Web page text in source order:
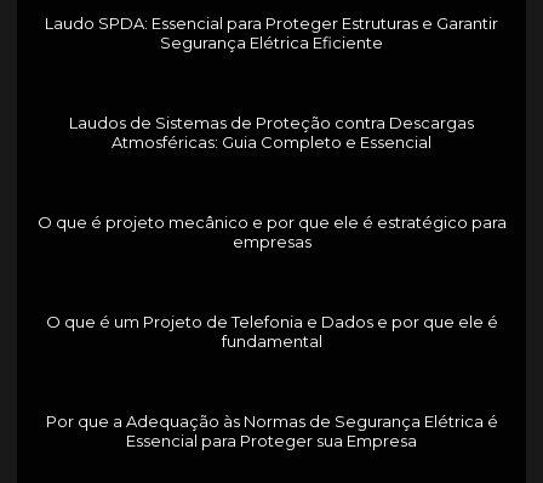
Laudo SPDA: Essencial para Proteger Estruturas e Garantir
Segurança Elétrica Eficiente
Laudos de Sistemas de Proteção contra Descargas
Atmosféricas: Guia Completo e Essencial
O que é projeto mecânico e por que ele é estratégico para
empresas
O que é um Projeto de Telefonia e Dados e por que ele é
fundamental
Por que a Adequação às Normas de Segurança Elétrica é
Essencial para Proteger sua Empresa